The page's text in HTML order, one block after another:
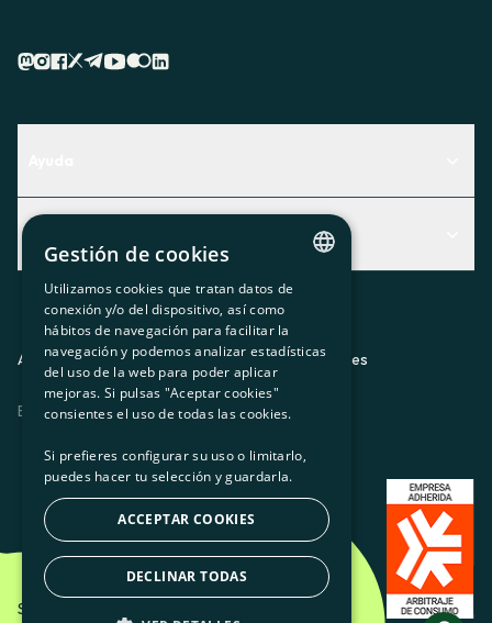
Descubre qué servicio te encaja mejor
Contacto
Actualidad
El rincón de la socia
Prensa
Trabaja con nosotros
Aviso legalPolítica de privacidadPolítica de cookies
ES CAGLEU
Som Energia SCCL - 2026
CATALAN
SPANISH
GL
BASQUE
Gestión de cookies
Utilizamos cookies que tratan datos de
conexión y/o del dispositivo, así como
hábitos de navegación para facilitar la
navegación y podemos analizar estadísticas
del uso de la web para poder aplicar
mejoras. Si pulsas "Aceptar cookies"
consientes el uso de todas las cookies.
Si prefieres configurar su uso o limitarlo,
puedes hacer tu selección y guardarla.
ACCEPTAR COOKIES
DECLINAR TODAS